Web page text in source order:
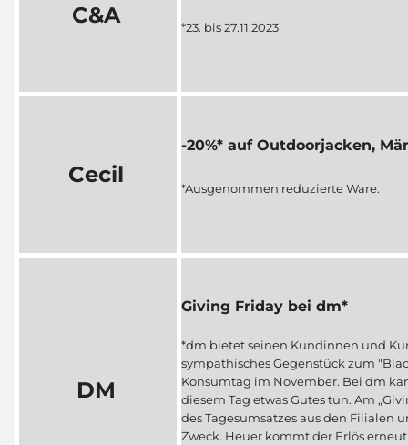
C&A *23. bis 27.11.2023
Cecil
-20%* auf Outdoorjacken,
*Ausgenommen reduzierte Ware.
DM
Giving Friday bei dm*
*dm bietet seinen Kundinnen und
sympathisches Gegenstück zum
Konsumtag im November. Bei dm
diesem Tag etwas Gutes tun. Am
des Tagesumsatzes aus den Filialen
Zweck. Heuer kommt der Erlös